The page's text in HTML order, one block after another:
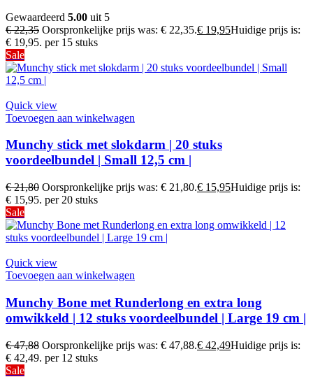
Gewaardeerd 5.00 uit 5
€22,35 Oorspronkelijke prijs was: € 22,35.€ 19,95Huidige prijs is:
€ 19,95. per 15 stuks
Sale
Quick view
Toevoegen aan winkelwagen
Munchy stick met slokdarm | 20 stuks
voordeelbundel | Small 12,5 cm |
€21,80 Oorspronkelijke prijs was: € 21,80.€ 15,95Huidige prijs is:
€ 15,95. per 20 stuks
Sale
Quick view
Toevoegen aan winkelwagen
Munchy Bone met Runderlong en extra long
omwikkeld | 12 stuks voordeelbundel | Large 19 cm |
€47,88 Oorspronkelijke prijs was: € 47,88.€ 42,49Huidige prijs is:
€ 42,49. per 12 stuks
Sale